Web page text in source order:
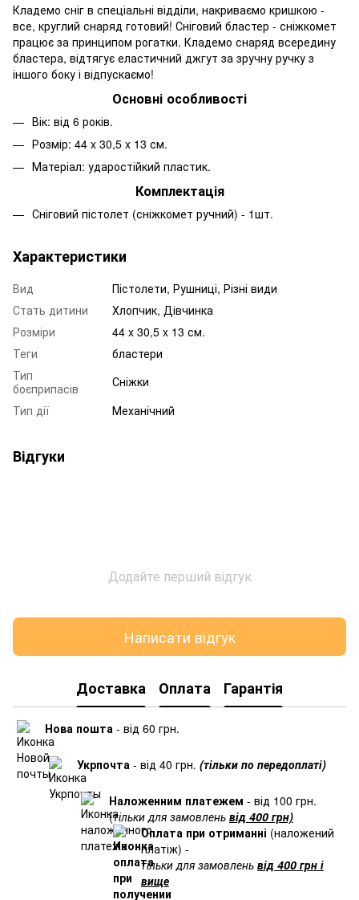
Кладемо сніг в спеціальні відділи, накриваємо кришкою -
все, круглий снаряд готовий! Сніговий бластер - сніжкомет
працює за принципом рогатки. Кладемо снаряд всередину
бластера, відтягує еластичний джгут за зручну ручку з
іншого боку і відпускаємо!
Основні особливості
Вік: від 6 років.
Розмір: 44 x 30,5 x 13 см.
Матеріал: ударостійкий пластик.
Комплектація
Сніговий пістолет (сніжкомет ручний) - 1шт.
Характеристики
Вид
Пістолети, Рушниці, Різні види
Стать дитини
Хлопчик, Дівчинка
Розміри
44 x 30,5 x 13 см.
Теги
бластери
Тип
боєприпасів
Сніжки
Тип дії
Механічний
Відгуки
Додайте перший відгук
Написати відгук
Доставка Оплата Гарантія
Нова пошта - від 60 грн.
Укрпочта - від 40 грн. (тільки по передоплаті)
Наложенним платежем - від 100 грн.
(тільки для замовлень від 400 грн)
Оплата при отриманні (наложений
платіж) -
тільки для замовлень від 400 грн і
вище